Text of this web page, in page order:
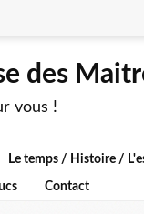
des
vous !
Le temps / Histoire /
Contact